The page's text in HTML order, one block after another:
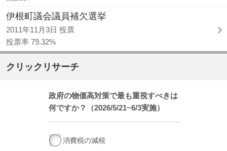
伊根町議会議員補欠選挙
2011年11月3日 投票
投票率 79.32%
クリックリサーチ
政府の物価高対策で最も重視すべきは
何ですか？（2026/5/21~6/3実施）
消費税の減税